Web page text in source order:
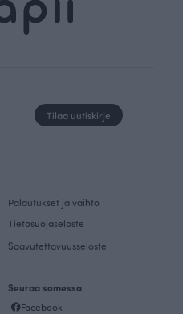
Tilaa uutiskirje
Palautukset ja vaihto
Tietosuojaseloste
Saavutettavuusseloste
Seuraa somessa
Facebook